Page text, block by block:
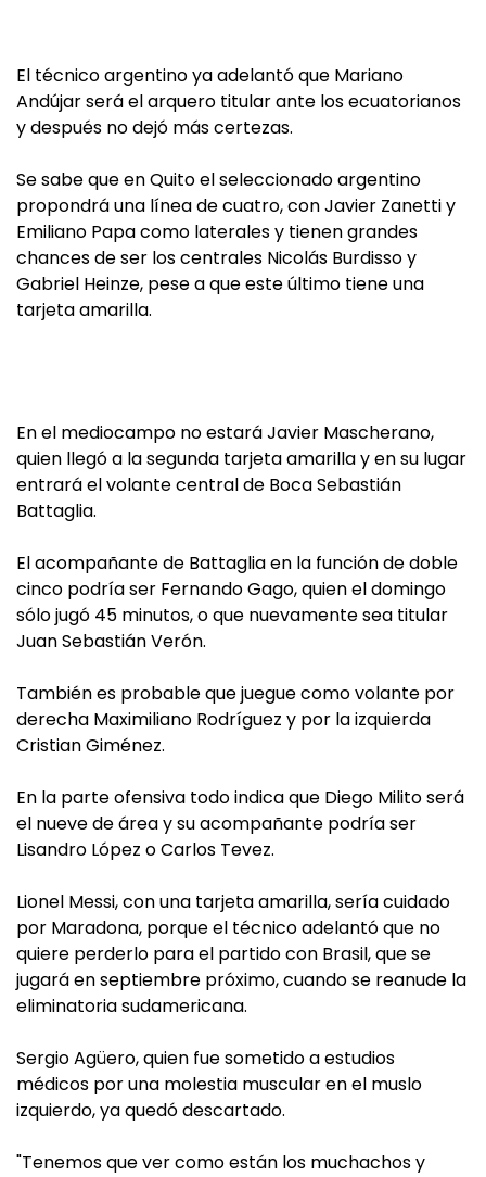
El técnico argentino ya adelantó que Mariano
Andújar será el arquero titular ante los ecuatorianos
y después no dejó más certezas.
Se sabe que en Quito el seleccionado argentino
propondrá una línea de cuatro, con Javier Zanetti y
Emiliano Papa como laterales y tienen grandes
chances de ser los centrales Nicolás Burdisso y
Gabriel Heinze, pese a que este último tiene una
tarjeta amarilla.
En el mediocampo no estará Javier Mascherano,
quien llegó a la segunda tarjeta amarilla y en su lugar
entrará el volante central de Boca Sebastián
Battaglia.
El acompañante de Battaglia en la función de doble
cinco podría ser Fernando Gago, quien el domingo
sólo jugó 45 minutos, o que nuevamente sea titular
Juan Sebastián Verón.
También es probable que juegue como volante por
derecha Maximiliano Rodríguez y por la izquierda
Cristian Giménez.
En la parte ofensiva todo indica que Diego Milito será
el nueve de área y su acompañante podría ser
Lisandro López o Carlos Tevez.
Lionel Messi, con una tarjeta amarilla, sería cuidado
por Maradona, porque el técnico adelantó que no
quiere perderlo para el partido con Brasil, que se
jugará en septiembre próximo, cuando se reanude la
eliminatoria sudamericana.
Sergio Agüero, quien fue sometido a estudios
médicos por una molestia muscular en el muslo
izquierdo, ya quedó descartado.
"Tenemos que ver como están los muchachos y